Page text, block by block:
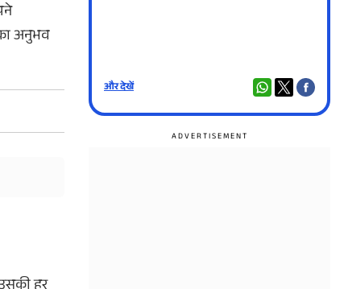
अनुभव
और देखें